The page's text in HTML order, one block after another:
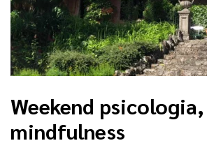
Weekend
mindfulness